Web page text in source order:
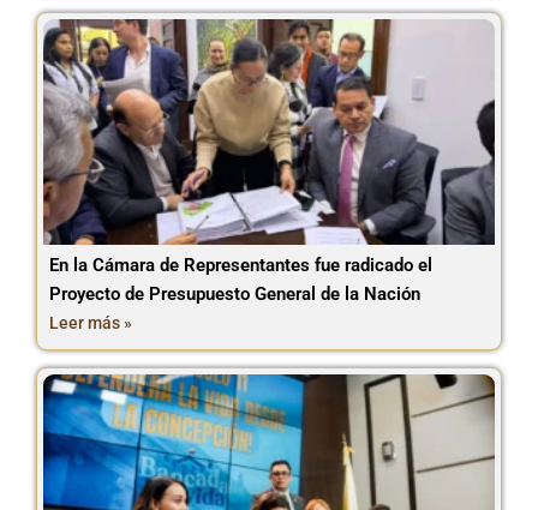
En la Cámara de Representantes fue radicado el
Proyecto de Presupuesto General de la Nación
Leer más »